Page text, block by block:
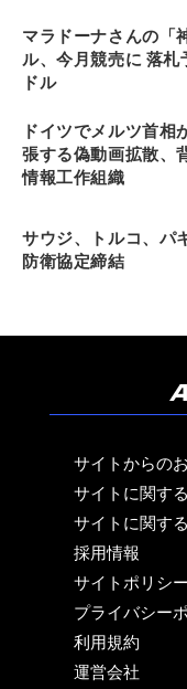
マラドーナさんの「
ル、今月競売に 落札
ドル
ドイツでメルツ首相
張する偽動画拡散、
情報工作組織
サウジ、トルコ、パ
防衛協定締結
サイトからの
サイトに関す
サイトに関す
採用情報
サイトポリシー
プライバシー
利用規約
運営会社